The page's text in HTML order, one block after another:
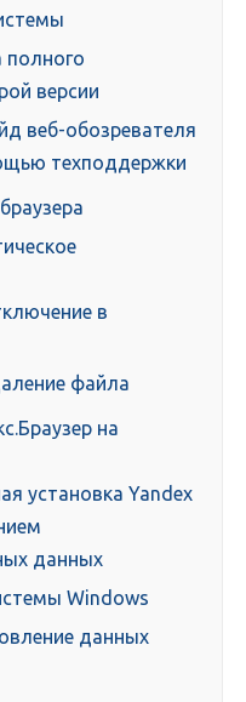
полного
версии
веб-обозревателя
техподдержки
в
файла
на
установка Yandex
данных
Windows
данных